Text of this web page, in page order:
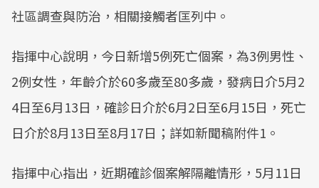
社區調查與防治，相關接觸者匡列中。
指揮中心說明，今日新增5例死亡個案，為3例男性、
2例女性，年齡介於60多歲至80多歲，發病日介5月2
4日至6月13日，確診日介於6月2日至6月15日，死亡
日介於8月13日至8月17日；詳如新聞稿附件1。
指揮中心指出，近期確診個案解隔離情形，5月11日